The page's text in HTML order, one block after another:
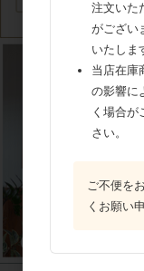
注文いた
がござい
いたしま
当店在庫
の影響に
く場合が
さい。
ご不便を
くお願い